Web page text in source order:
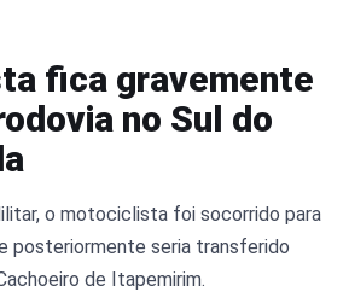
fica gravemente
no Sul do
o motociclista foi socorrido para
posteriormente seria transferido
de Itapemirim.